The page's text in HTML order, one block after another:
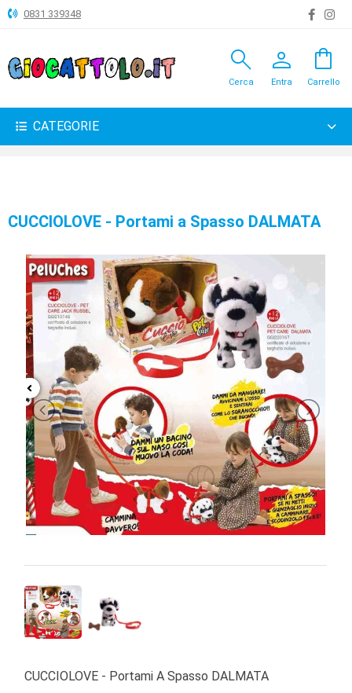
ANIMALI
BAMBOLE
GIOCHI
PELUCHE-
GADGET
PRIMA
INFANZIA
PUZZLE
SYLVANIAN
FAMILY
VALIGERIA-
BORSETTE
0831 339348
search
Cerca
person
Entra
shopping_bag
Carrello
CATEGORIE
CUCCIOLOVE - Portami a Spasso DALMATA
CUCCIOLOVE - Portami A Spasso DALMATA